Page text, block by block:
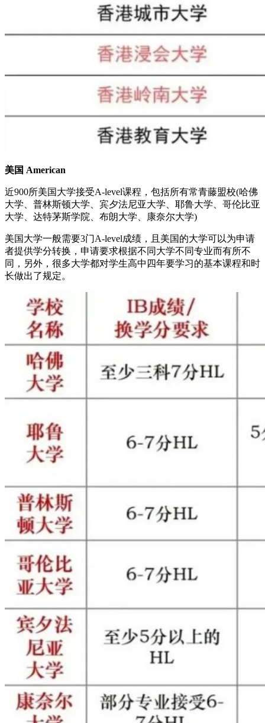
美国 American
近900所美国大学接受A-level课程，包括所有常青藤盟校(哈佛
大学、普林斯顿大学、宾夕法尼亚大学、耶鲁大学、哥伦比亚
大学、达特茅斯学院、布朗大学、康奈尔大学)
美国大学一般需要3门A-level成绩，且美国的大学可以为申请
者提供学分转换，申请要求根据不同大学不同专业而有所不
同，另外，很多大学都对学生高中四年要学习的基本课程和时
长做出了规定。